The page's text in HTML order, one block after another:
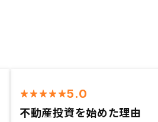
5.0
不動産投資を始めた理由